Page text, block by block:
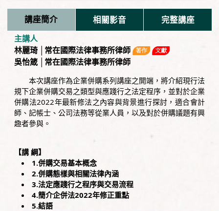
講座簡介 相關影音 完整講座
主講人
林麗琦 │常在國際法律事務所律師
吳怡箴 │常在國際法律事務所律師
本次講座作為企業併購系列講座之開端，將介紹現行法
規下企業併購交易之類型與應踐行之法定程序，並對於企業
併購法2022年最新修法之內容與背景進行探討，適合會計
師、記帳士、公司法務等從業人員，以及對於併購議題有興
趣者參與。
【講 綱】
1.併購交易基本概念
2.併購態樣與相關法律內涵
3.法定應踐行之程序與交易流程
4.簡介企併法2022年修正重點
5.結語